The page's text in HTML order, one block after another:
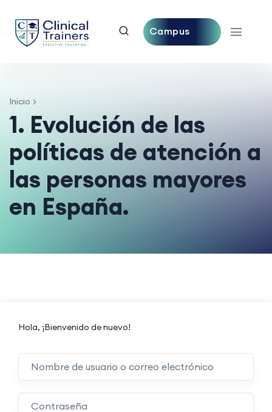
Campus
Inicio
1. Evolución de las
políticas de atención a
las personas mayores
en España.
Hola, ¡Bienvenido de nuevo!